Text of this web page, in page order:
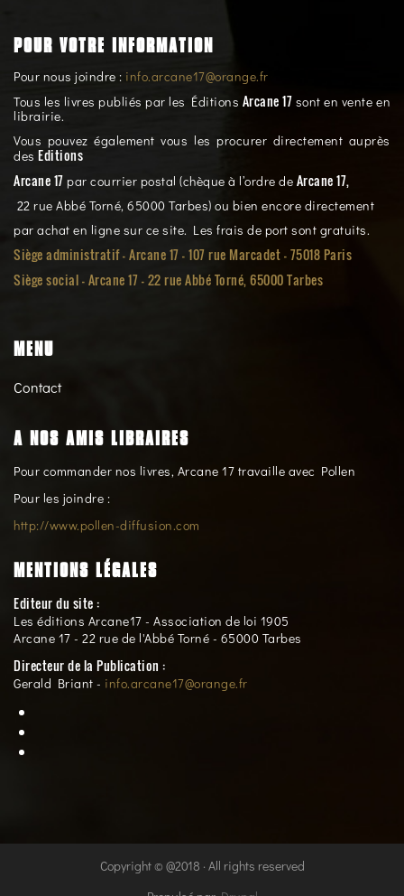
POUR VOTRE INFORMATION
Pour nous joindre : info.arcane17@orange.fr
Tous les livres publiés par les Éditions Arcane 17 sont en vente en
librairie.
Vous pouvez également vous les procurer directement auprès
des Editions
Arcane 17 par courrier postal (chèque à l’ordre de Arcane 17,
22 rue Abbé Torné, 65000 Tarbes) ou bien encore directement
par achat en ligne sur ce site. Les frais de port sont gratuits.
Siège administratif - Arcane 17 - 107 rue Marcadet - 75018 Paris
Siège social -Arcane 17 - 22 rue Abbé Torné, 65000 Tarbes
MENU
Contact
A NOS AMIS LIBRAIRES
Pour commander nos livres, Arcane 17 travaille avec Pollen
Pour les joindre :
http://www.pollen-diffusion.com
MENTIONS LÉGALES
Editeur du site :
Les éditions Arcane17 - Association de loi 1905
Arcane 17 - 22 rue de l'Abbé Torné - 65000 Tarbes
Directeur de la Publication :
Gerald Briant - info.arcane17@orange.fr
Copyright © @2018 · All rights reserved